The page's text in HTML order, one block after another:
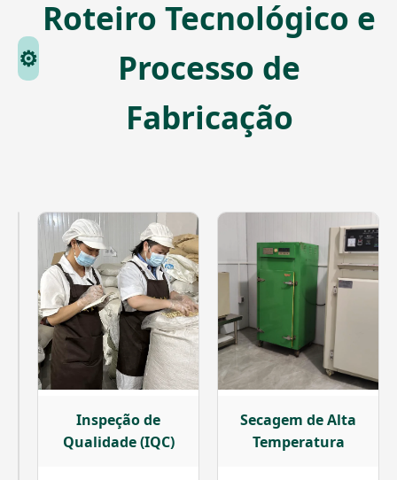
⚙️
Roteiro Tecnológico e
Processo de
Fabricação
Matéria-
Prima
Inspeção de
Qualidade (IQC)
Secagem de Alta
Temperatura